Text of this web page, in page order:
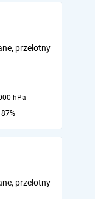
przelotny
hPa
87%
przelotny